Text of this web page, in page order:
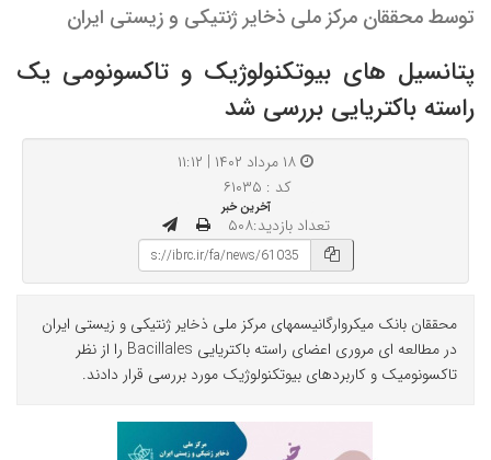
توسط محققان مرکز ملی ذخایر ژنتیکی و زیستی ایران
پتانسیل های بیوتکنولوژیک و تاکسونومی یک
راسته باکتریایی بررسی شد
کد : ۶۱۰۳۵
آخرین خبر
تعداد بازدید:۵۰۸
محققان بانک میکروارگانیسمهای مرکز ملی ذخایر ژنتیکی و زیستی ایران
در مطالعه ای مروری اعضای راسته باکتریایی Bacillales را از نظر
تاکسونومیک و کاربردهای بیوتکنولوژیک مورد بررسی قرار دادند.